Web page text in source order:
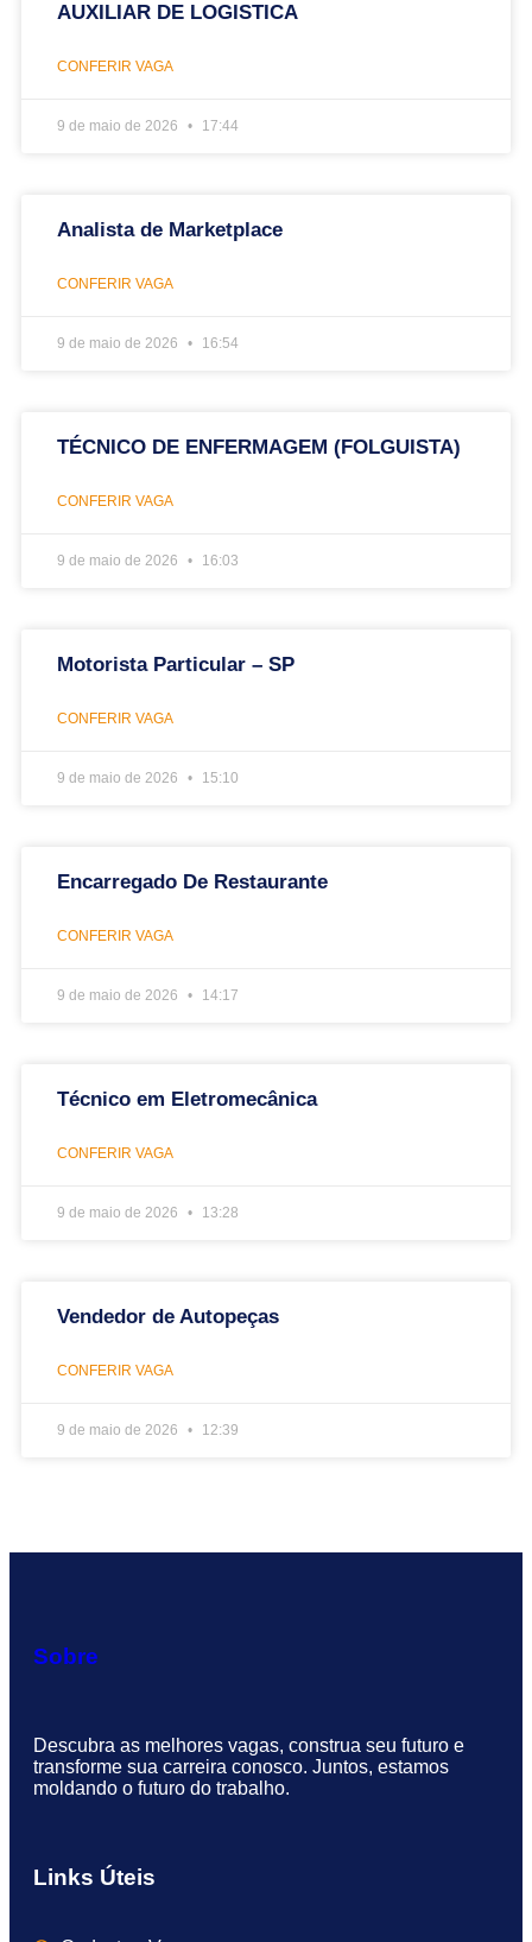
AUXILIAR DE LOGISTICA
CONFERIR VAGA
9 de maio de 2026 17:44
Analista de Marketplace
CONFERIR VAGA
9 de maio de 2026 16:54
TÉCNICO DE ENFERMAGEM (FOLGUISTA)
CONFERIR VAGA
9 de maio de 2026 16:03
Motorista Particular – SP
CONFERIR VAGA
9 de maio de 2026 15:10
Encarregado De Restaurante
CONFERIR VAGA
9 de maio de 2026 14:17
Técnico em Eletromecânica
CONFERIR VAGA
9 de maio de 2026 13:28
Vendedor de Autopeças
CONFERIR VAGA
9 de maio de 2026 12:39
Sobre
Descubra as melhores vagas, construa seu futuro e
transforme sua carreira conosco. Juntos, estamos
moldando o futuro do trabalho.
Links Úteis